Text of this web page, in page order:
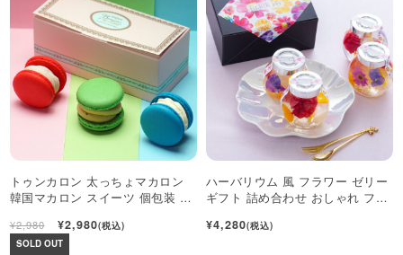
トゥンカロン 太っちょマカロン
韓国マカロン スイーツ 個包装 3
¥2,980 ¥2,980(税込)
SOLD OUT
ハーバリウム 風 フラワー ゼリー
ギフト 詰め合わせ おしゃれ フル
¥4,280(税込)